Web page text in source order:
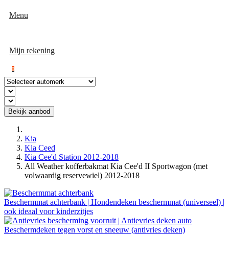
Menu
Mijn rekening
0
Bekijk aanbod
Kia
Kia Ceed
Kia Cee'd Station 2012-2018
All Weather kofferbakmat Kia Cee'd II Sportwagon (met
volwaardig reservewiel) 2012-2018
Beschermmat achterbank | Hondendeken beschermmat (universeel) |
ook ideaal voor kinderzitjes
Beschermdeken tegen vorst en sneeuw (antivries deken)